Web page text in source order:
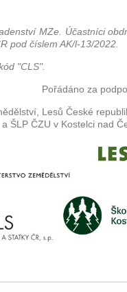
MZe. Účastníci
pod číslem AK/l-13/2022.
"CLS".
Pořádáno za
Lesů České
a ŠLP ČZU v Kostelci nad